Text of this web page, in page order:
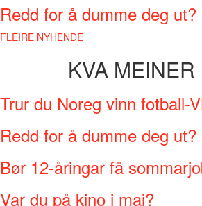
Redd for å dumme deg ut?
FLEIRE NYHENDE
KVA MEINER
Trur du Noreg vinn fotball-
Redd for å dumme deg ut?
Bør 12-åringar få
Var du på kino i mai?